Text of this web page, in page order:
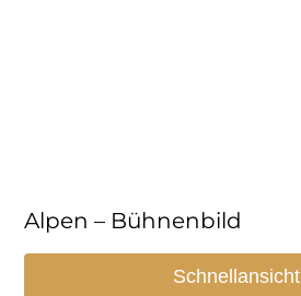
Alpen – Bühnenbild
Schnellansicht